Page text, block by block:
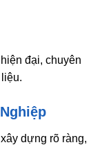
đại, chuyên
dựng rõ ràng,